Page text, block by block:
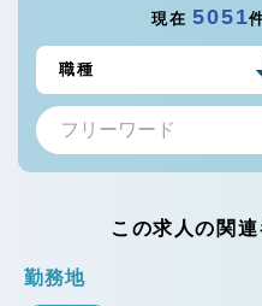
現在5051
この求人の関
勤務地